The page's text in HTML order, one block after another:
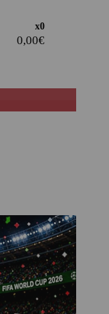
advantage of
x0